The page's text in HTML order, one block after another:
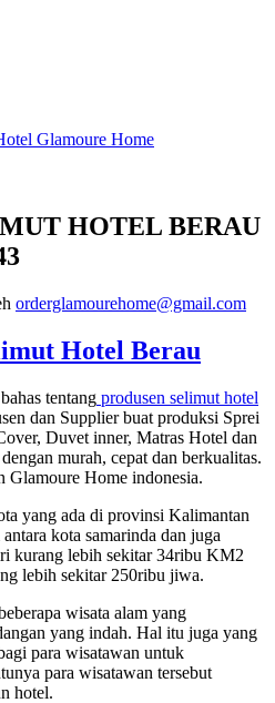
Glamoure Home
HOTEL BERAU
orderglamourehome@gmail.com
Hotel Berau
tentang produsen selimut hotel
dan Supplier buat produksi Sprei
Duvet inner, Matras Hotel dan
murah, cepat dan berkualitas.
Glamoure Home indonesia.
yang ada di provinsi Kalimantan
kota samarinda dan juga
kurang lebih sekitar 34ribu KM2
lebih sekitar 250ribu jiwa.
wisata alam yang
yang indah. Hal itu juga yang
para wisatawan untuk
para wisatawan tersebut
hotel.